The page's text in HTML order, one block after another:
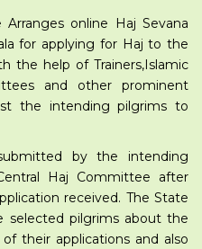
online Haj Sevana
for applying for Haj to the
the help of Trainers,Islamic
and other prominent
the intending pilgrims to
by the intending
Haj Committee after
received. The State
selected pilgrims about the
their applications and also